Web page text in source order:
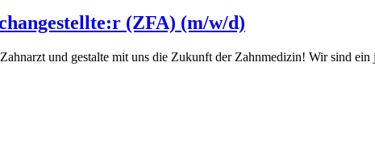
(ZFA) (m/w/d)
und gestalte mit uns die Zukunft der Zahnmedizin! Wir sind